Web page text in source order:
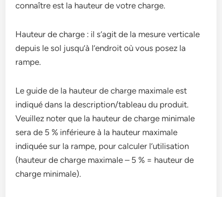
connaître est la hauteur de votre charge.
Hauteur de charge : il s’agit de la mesure verticale
depuis le sol jusqu’à l’endroit où vous posez la
rampe.
Le guide de la hauteur de charge maximale est
indiqué dans la description/tableau du produit.
Veuillez noter que la hauteur de charge minimale
sera de 5 % inférieure à la hauteur maximale
indiquée sur la rampe, pour calculer l’utilisation
(hauteur de charge maximale – 5 % = hauteur de
charge minimale).